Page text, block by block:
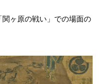
関ヶ原の戦い」での場面の